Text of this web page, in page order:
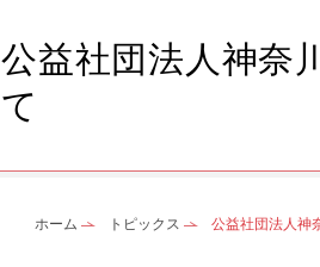
公益社団法人神奈
て
ホーム トピックス 公益社団法人神